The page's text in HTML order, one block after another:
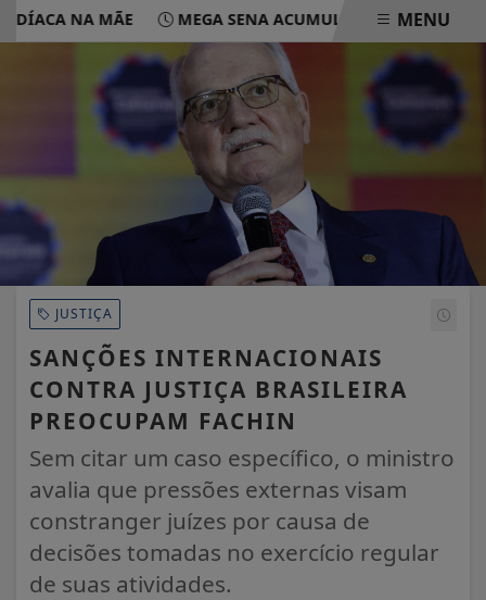
NA MÃE MEGA SENA ACUMULA E PODE PAGAR R$
EM ALTA
MENU
JUSTIÇA
SANÇÕES INTERNACIONAIS
CONTRA JUSTIÇA BRASILEIRA
PREOCUPAM FACHIN
Sem citar um caso específico, o ministro
avalia que pressões externas visam
constranger juízes por causa de
decisões tomadas no exercício regular
de suas atividades.